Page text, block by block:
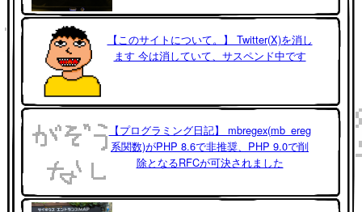
【このサイトについて。】 Twitter(X)を消し
ます 今は消していて、サスペンド中です
【プログラミング日記】 mbregex(mb_ereg
系関数)がPHP 8.6で非推奨、PHP 9.0で削
除となるRFCが可決されました